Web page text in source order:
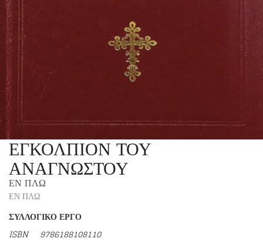
ΕΓΚΟΛΠΙΟΝ ΤΟΥ
ΑΝΑΓΝΩΣΤΟΥ
ΕΝ ΠΛΩ
ΕΝ ΠΛΩ
ΣΥΛΛΟΓΙΚΟ ΕΡΓΟ
ISBN 9786188108110